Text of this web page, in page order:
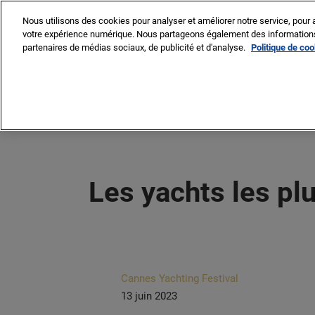
au
contenu
8 -13 sept. 2026
Liste des
Les yachts les
Cannes Yachting Festival
13 juin 2023
Nous utilisons des cookies pour analyser et améliorer notre service,
votre expérience numérique. Nous partageons également des
partenaires de médias sociaux, de publicité et d'analyse. Politique de